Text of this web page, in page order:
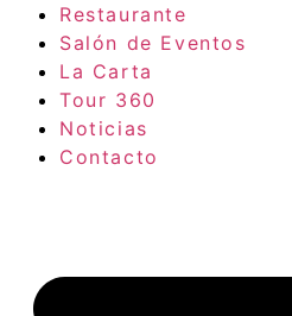
Restaurante
Salón de Eventos
La Carta
Tour 360
Noticias
Contacto